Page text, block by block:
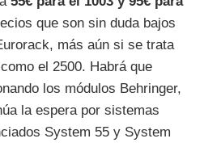
que son sin duda bajos
más aún si se trata
el 2500. Habrá que
los módulos Behringer,
la espera por sistemas
System 55 y System